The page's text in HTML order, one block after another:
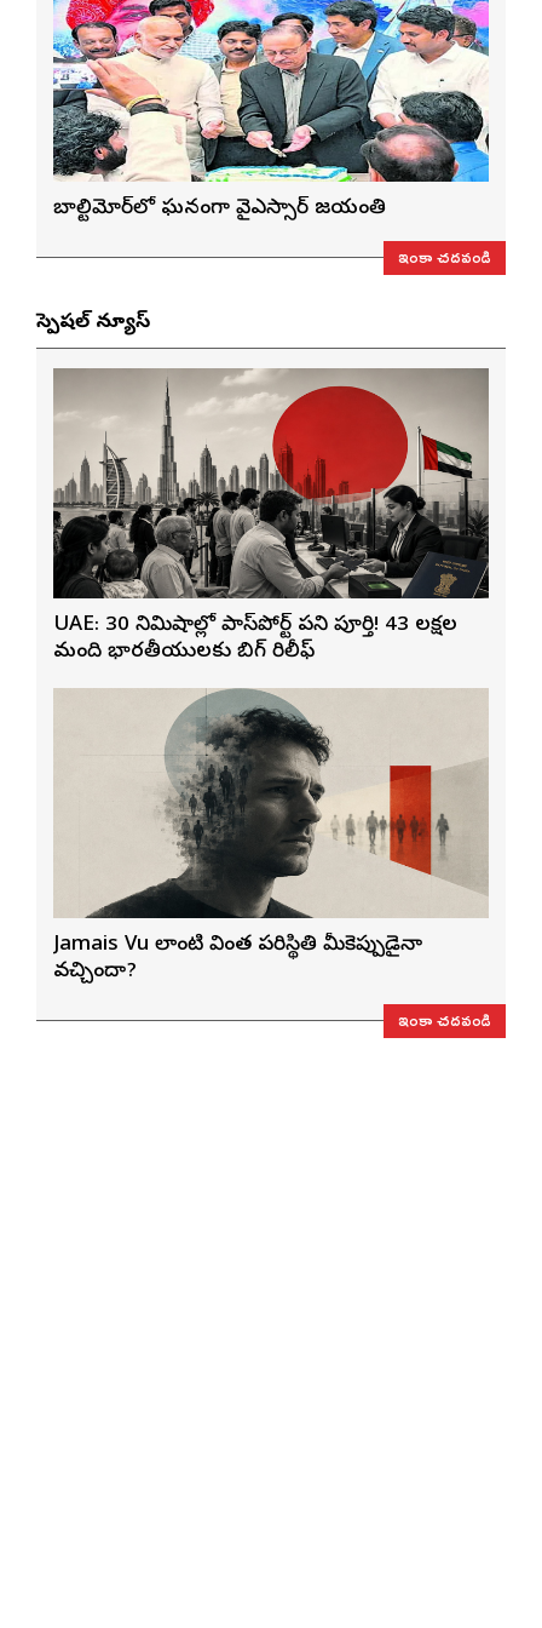
బాల్టిమోర్‌లో ఘనంగా వైఎస్సార్‌ జయంతి
ఇంకా చదవండి
స్పెషల్ న్యూస్
UAE: 30 నిమిషాల్లో పాస్‌పోర్ట్ పని పూర్తి! 43 లక్షల
మంది భారతీయులకు బిగ్ రిలీఫ్
Jamais Vu లాంటి వింత పరిస్థితి మీకెప్పుడైనా
వచ్చిందా?
ఇంకా చదవండి